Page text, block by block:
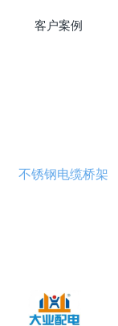
客户案例
不锈钢电缆桥架